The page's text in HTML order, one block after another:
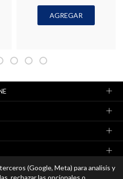
AGREGAR
(Google, Meta) para analisis y
rechazar las opcionales o